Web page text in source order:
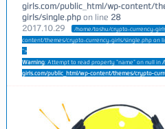
girls.com/public_html/wp-content/
girls/single.php on line 28
2017.10.29
/home/toshu/crypto-currency-
content/themes/crypto-currency-girls/single.php on
">
Warning: Attempt to read property "name" on null in
girls.com/public_html/wp-content/themes/crypto-